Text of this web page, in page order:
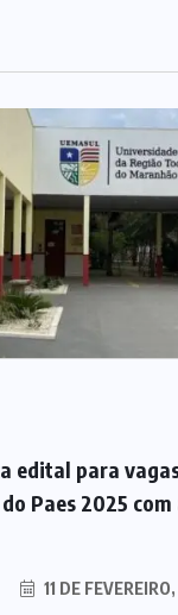
edital para
Paes 2025
11 DE